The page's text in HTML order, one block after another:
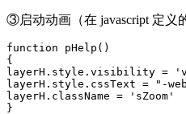
③启动动画（在 javascript 定义
function pHelp()
{
layerH.style.visibility =
layerH.style.cssText = "-
layerH.className = 'sZoom'
}